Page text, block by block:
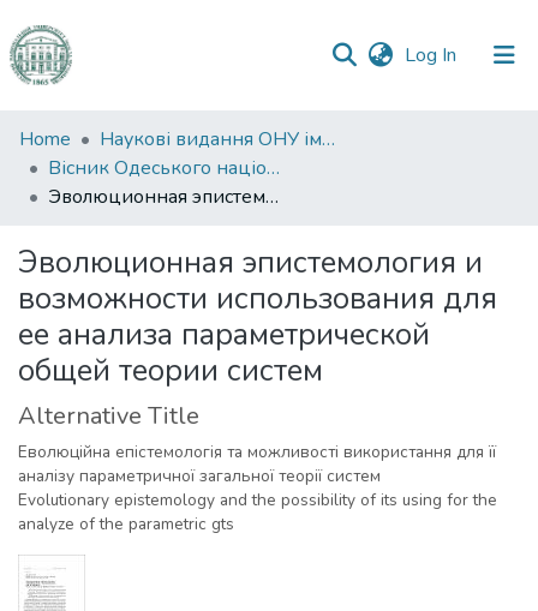
Log In (current)
Communities
&
Collections
Statistics
Home
Наукові видання ОНУ імені І. І. Мечникова
Вісник Одеського національного університету. Філософія
Эволюционная эпистемология и возможности использования для ее анализа параметрической общей теории систем
Эволюционная эпистемология и
возможности использования для
ее анализа параметрической
общей теории систем
Alternative Title
Еволюційна епістемологія та можливості використання для її
аналізу параметричної загальної теорії систем
Evolutionary epistemology and the possibility of its using for the
analyze of the parametric gts